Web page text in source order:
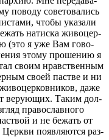
по­во­ду со­ве­то­ва­лись
чтобы ука­за­ли
на­тис­ка жи­во­цер­
(это я уже Вам го­во­
это­му про­ше­нию я
сво­им нрав­ствен­ным
сво­ей пастве и ни
да­же
ве­ру­ю­щих. Та­ким дол­
пра­во­слав­но­го
и не бе­жать от
Церк­ви по­яв­ля­ют­ся раз­